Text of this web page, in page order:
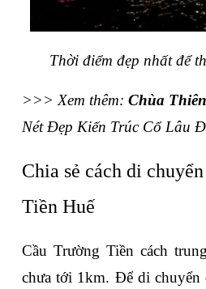
Thời điểm đẹp nhất để
>>> Xem thêm: Chùa
Nét Đẹp Kiến Trúc Cổ Lâu
Chia sẻ cách di
Tiền Huế
Cầu Trường Tiền cách
chưa tới 1km. Để di chuyển